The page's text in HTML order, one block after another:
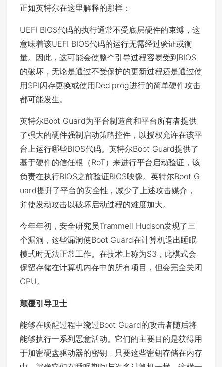
正如英特尔在这里解释的那样：
UEFI BIOS代码的执行通常不受底层硬件的束缚，这
意味着该UEFI BIOS代码的运行无需经过验证或衡
量。因此，这可能会使整个引导过程容易受到BIOS
的破坏，无论是通过不受保护的更新过程还是通过使
用SPI闪存更换或使用Dediprog进行的简单硬件攻击
都可能发生。
英特尔Boot Guard为平台制造商和平台所有者提供
了强大的硬件强制启动策略控件，以授权允许在该平
台上运行哪些BIOS代码。英特尔Boot Guard提供了
基于硬件的信任根（RoT）来进行平台启动验证，该
负责在执行BIOS之前验证BIOS映像。英特尔Boot G
uard提升了平台的安全性，减少了上述攻击媒介，
并使发动攻击以破坏启动过程的难度加大。
今年年初，安全研究员Trammell Hudson发现了三
个漏洞，这些漏洞使Boot Guard在计算机退出睡眠
模式时无法正常工作。在技​​术上称为S3，此模式会
保留存储在计算机内存中的所有项目，但会完全关闭
CPU。
颠覆引导卫士
能够在唤醒过程中绕过Boot Guard的攻击者随后将
能够执行一系列恶意活动。它们的主要目的是获得用
于加密硬盘驱动器的密钥，只要这些密钥存储在内存